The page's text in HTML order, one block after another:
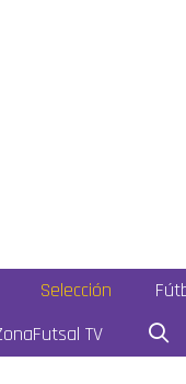
Selección
TV